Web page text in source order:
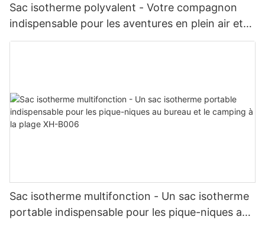
Sac isotherme polyvalent - Votre compagnon
indispensable pour les aventures en plein air et
les sorties quotidiennes XH-B008
Sac isotherme multifonction - Un sac isotherme
portable indispensable pour les pique-niques au